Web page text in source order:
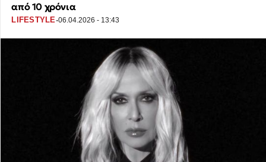
από 10 χρόνια
LIFESTYLE·06.04.2026 - 13:43